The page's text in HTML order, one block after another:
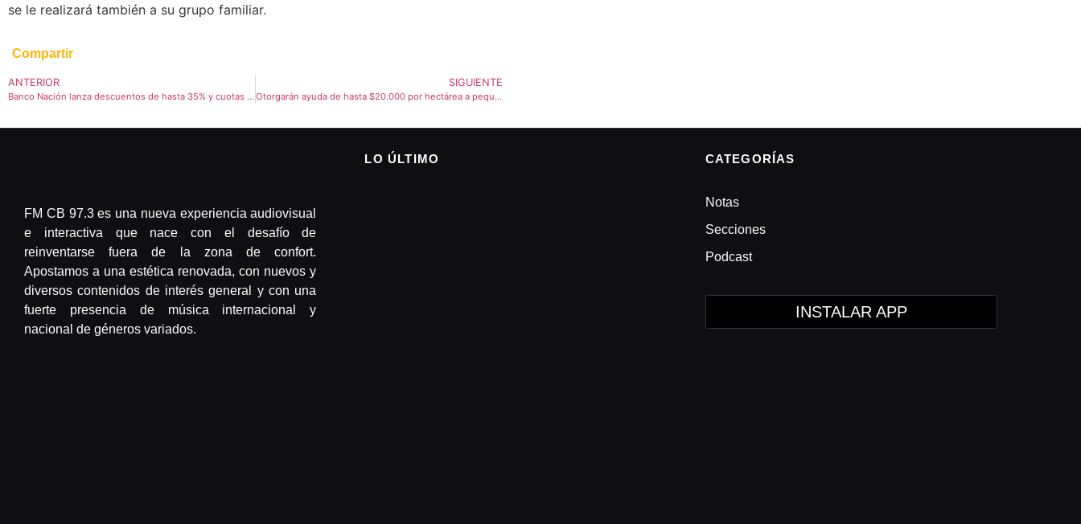
se le realizará también a su grupo familiar.
Compartir
ANTERIOR
Banco Nación lanza descuentos de hasta 35% y cuotas sin interés en compras durante el Mundial
SIGUIENTE
Otorgarán ayuda de hasta $20.000 por hectárea a pequeños productores de maíz y soja
FM CB 97.3 es una nueva experiencia audiovisual
e interactiva que nace con el desafío de
reinventarse fuera de la zona de confort.
Apostamos a una estética renovada, con nuevos y
diversos contenidos de interés general y con una
fuerte presencia de música internacional y
nacional de géneros variados.
LO ÚLTIMO CATEGORÍAS
Notas
Secciones
Podcast
INSTALAR APP